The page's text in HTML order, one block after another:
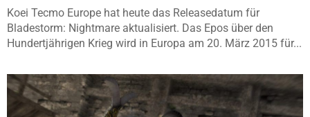
Koei Tecmo Europe hat heute das Releasedatum für
Bladestorm: Nightmare aktualisiert. Das Epos über den
Hundertjährigen Krieg wird in Europa am 20. März 2015 für...